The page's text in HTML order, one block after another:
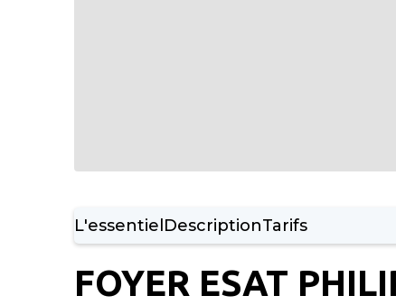
L'essentielDescriptionTarifs
FOYER ESAT